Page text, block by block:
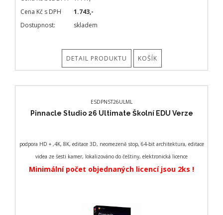
Cena Kč s DPH
1.743,-
Dostupnost:
skladem
DETAIL PRODUKTU KOŠÍK
ESDPNST26ULML
Pinnacle Studio 26 Ultimate Školní EDU Verze
podpora HD + ,4K, 8K, editace 3D, neomezeně stop, 64-bit architektura, editace
videa ze šesti kamer, lokalizováno do češtiny, elektronická licence
Minimální počet objednaných licencí jsou 2ks !